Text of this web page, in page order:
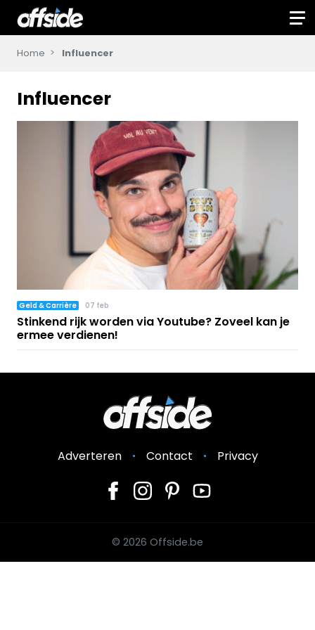
Home Influencer
Influencer
Geld & Carrière 07 feb
Stinkend rijk worden via Youtube? Zoveel kan je
ermee verdienen!
Adverteren Contact Privacy
© 2026 Offside.be